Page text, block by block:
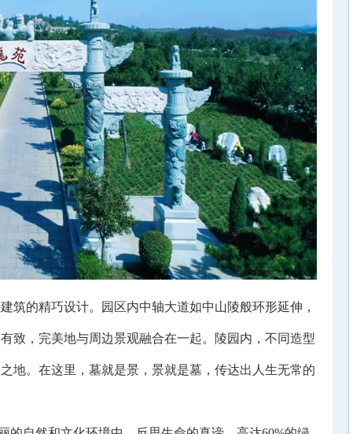
的精巧设计。园区内中轴大道如中山陵般环形延伸，
致，完美地与周边景观融合在一起。陵园内，不同造型
地。在这里，墓就是景，景就是墓，传达出人生无常的